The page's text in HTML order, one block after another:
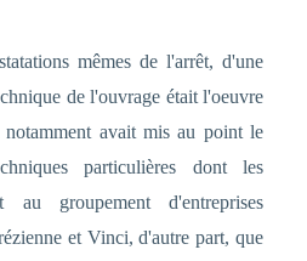
mêmes de l'arrêt, d'une
de l'ouvrage était l'oeuvre
avait mis au point le
particulières dont les
au groupement d'entreprises
et Vinci, d'autre part, que